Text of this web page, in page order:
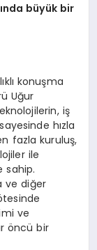
büyük bir
konuşma
Uğur
iş
hızla
fazla kuruluş,
ile
sahip.
ve diğer
ve
öncü bir